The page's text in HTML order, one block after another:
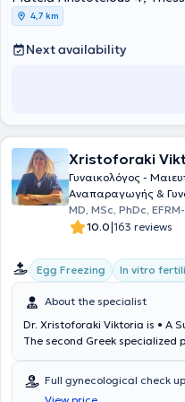
also a Collaborator - selected
Healthcare Network of
the 1st Surgical Clinic of the
Finally, he is a member of the
4,7 km
Next availability
Xristoforaki
Γυναικολόγος -
Αναπαραγωγής &
MD, MSc, PhDc,
10.0|163 reviews
Egg Freezing In vitro
About the specialist
Dr. Xristoforaki Viktoria is • A Surgeon Gynecologist-Obstetrician •
The second Greek specialized
Gynecological Endocrinology,
Human Reproduction and
Full gynecological check up